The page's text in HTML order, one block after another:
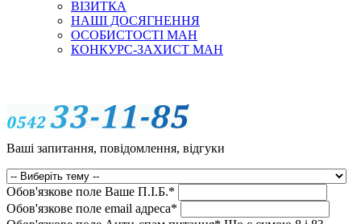
ВІЗИТКА
НАШІ ДОСЯГНЕННЯ
ОСОБИСТОСТІ МАН
КОНКУРС-ЗАХИСТ МАН
Ваші запитання, повідомлення, відгуки
Обов'язкове поле Ваше П.I.Б.*
Обов'язкове поле email адреса*